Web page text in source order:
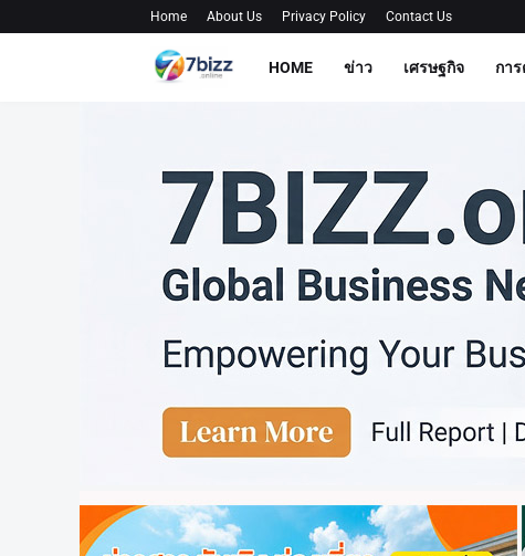
Home About Us Privacy Policy Contact Us
HOME ข่าว เศรษฐกิจ กา